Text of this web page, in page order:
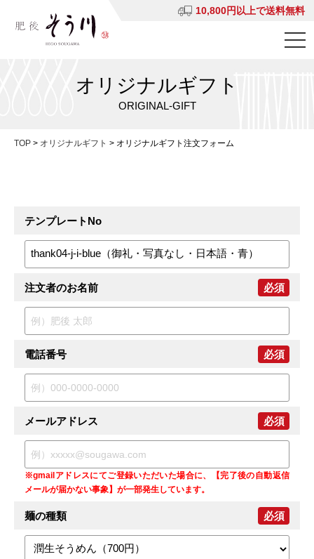
10,800円以上で送料無料
オリジナルギフト
ORIGINAL-GIFT
TOP > オリジナルギフト > オリジナルギフト注文フォーム
テンプレートNo
注文者のお名前 必須
電話番号 必須
メールアドレス 必須
※gmailアドレスにてご登録いただいた場合に、【完了後の自動返信
メールが届かない事象】が一部発生しています。
麺の種類 必須